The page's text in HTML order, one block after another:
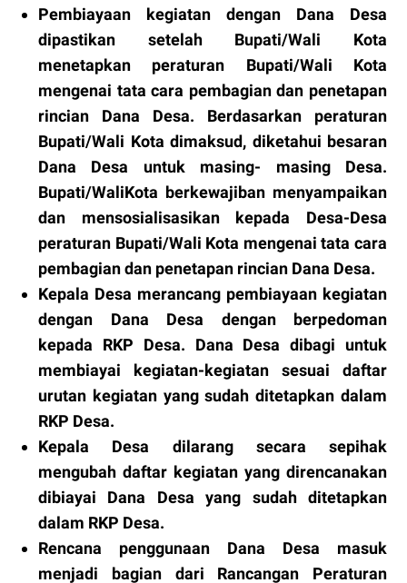
Pembiayaan kegiatan dengan Dana Desa
dipastikan setelah Bupati/Wali Kota
menetapkan peraturan Bupati/Wali Kota
mengenai tata cara pembagian dan penetapan
rincian Dana Desa. Berdasarkan peraturan
Bupati/Wali Kota dimaksud, diketahui besaran
Dana Desa untuk masing- masing Desa.
Bupati/WaliKota berkewajiban menyampaikan
dan mensosialisasikan kepada Desa-Desa
peraturan Bupati/Wali Kota mengenai tata cara
pembagian dan penetapan rincian Dana Desa.
Kepala Desa merancang pembiayaan kegiatan
dengan Dana Desa dengan berpedoman
kepada RKP Desa. Dana Desa dibagi untuk
membiayai kegiatan-kegiatan sesuai daftar
urutan kegiatan yang sudah ditetapkan dalam
RKP Desa.
Kepala Desa dilarang secara sepihak
mengubah daftar kegiatan yang direncanakan
dibiayai Dana Desa yang sudah ditetapkan
dalam RKP Desa.
Rencana penggunaan Dana Desa masuk
menjadi bagian dari Rancangan Peraturan